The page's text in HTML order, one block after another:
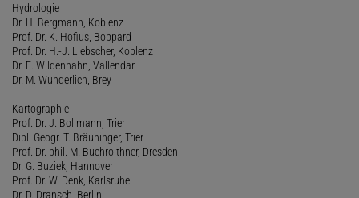
Hydrologie
Dr. H. Bergmann, Koblenz
Prof. Dr. K. Hofius, Boppard
Prof. Dr. H.-J. Liebscher, Koblenz
Dr. E. Wildenhahn, Vallendar
Dr. M. Wunderlich, Brey
Kartographie
Prof. Dr. J. Bollmann, Trier
Dipl. Geogr. T. Bräuninger, Trier
Prof. Dr. phil. M. Buchroithner, Dresden
Dr. G. Buziek, Hannover
Prof. Dr. W. Denk, Karlsruhe
Dr. D. Dransch, Berlin